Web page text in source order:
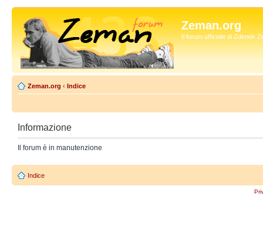
Zeman.org
Il forum ufficiale di Zdenek
Zeman.org ‹ Indice
Informazione
Il forum è in manutenzione
Indice